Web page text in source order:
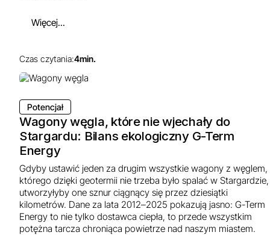
Więcej...
Czas czytania:4min.
Potencjał
Wagony węgla, które nie wjechały do
Stargardu: Bilans ekologiczny G-Term
Energy
Gdyby ustawić jeden za drugim wszystkie wagony z węglem,
którego dzięki geotermii nie trzeba było spalać w Stargardzie,
utworzyłyby one sznur ciągnący się przez dziesiątki
kilometrów. Dane za lata 2012–2025 pokazują jasno: G-Term
Energy to nie tylko dostawca ciepła, to przede wszystkim
potężna tarcza chroniąca powietrze nad naszym miastem.